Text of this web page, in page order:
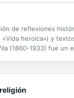
de reflexiones
heroica») y
(1860-1933) fue